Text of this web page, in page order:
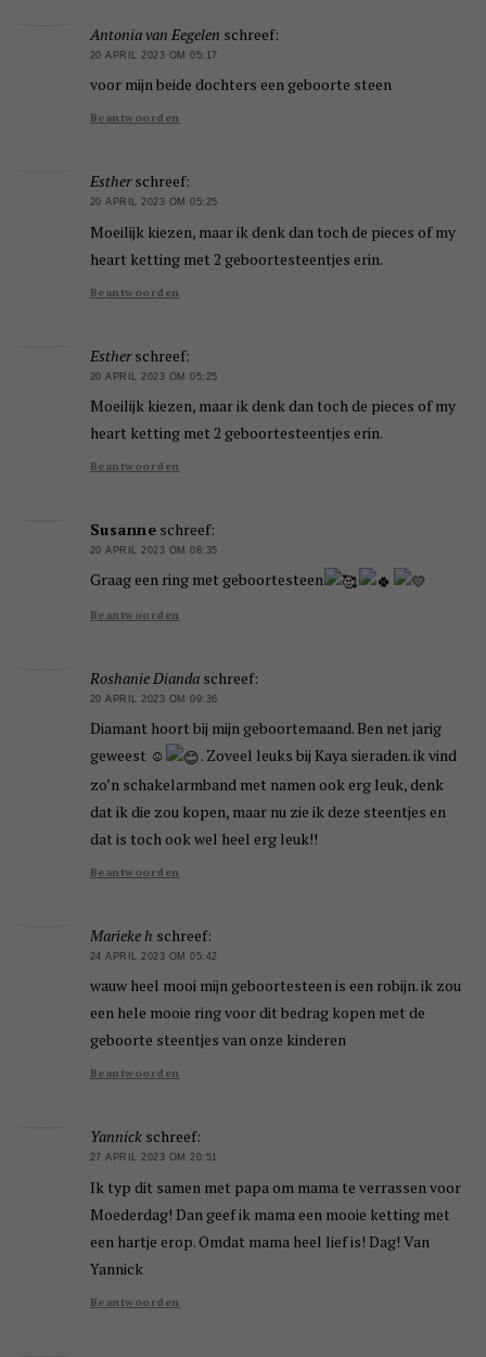
Antonia van Eegelen schreef:
20 APRIL 2023 OM 05:17
voor mijn beide dochters een geboorte steen
Beantwoorden
Esther schreef:
20 APRIL 2023 OM 05:25
Moeilijk kiezen, maar ik denk dan toch de pieces of my
heart ketting met 2 geboortesteentjes erin.
Beantwoorden
Esther schreef:
20 APRIL 2023 OM 05:25
Moeilijk kiezen, maar ik denk dan toch de pieces of my
heart ketting met 2 geboortesteentjes erin.
Beantwoorden
Susanne schreef:
20 APRIL 2023 OM 08:35
Graag een ring met geboortesteen
Beantwoorden
Roshanie Dianda schreef:
20 APRIL 2023 OM 09:36
Diamant hoort bij mijn geboortemaand. Ben net jarig
geweest ☺
. Zoveel leuks bij Kaya sieraden. ik vind
zo’n schakelarmband met namen ook erg leuk, denk
dat ik die zou kopen, maar nu zie ik deze steentjes en
dat is toch ook wel heel erg leuk!!
Beantwoorden
Marieke h schreef:
24 APRIL 2023 OM 05:42
wauw heel mooi mijn geboortesteen is een robijn. ik zou
een hele mooie ring voor dit bedrag kopen met de
geboorte steentjes van onze kinderen
Beantwoorden
Yannick schreef:
27 APRIL 2023 OM 20:51
Ik typ dit samen met papa om mama te verrassen voor
Moederdag! Dan geef ik mama een mooie ketting met
een hartje erop. Omdat mama heel lief is! Dag! Van
Yannick
Beantwoorden